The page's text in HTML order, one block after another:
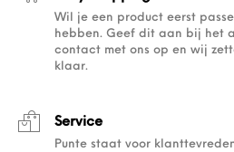
Wil je een product eerst
hebben. Geef dit aan bij het
contact met ons op en wij
klaar.
Service
Punte staat voor